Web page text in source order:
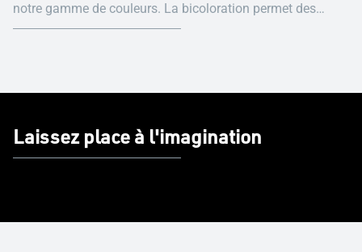
notre gamme de couleurs. La bicoloration permet des
couleurs différentes entre intérieur et extérieur. Important :
Laissez place à l'imagination